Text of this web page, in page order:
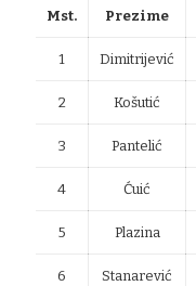
Mst. Prezime
1 Dimitrijević
2 Košutić
3 Pantelić
4 Ćuić
5 Plazina
6 Stanarević